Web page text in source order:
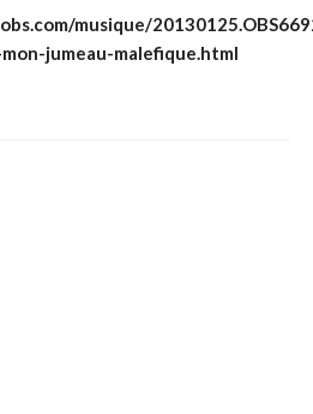
musique/
jumeau-malefique.html